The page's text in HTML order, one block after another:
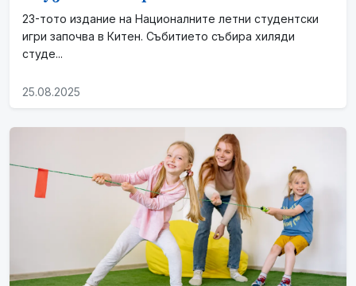
23-тото издание на Националните летни студентски
игри започва в Китен. Събитието събира хиляди
студе...
25.08.2025